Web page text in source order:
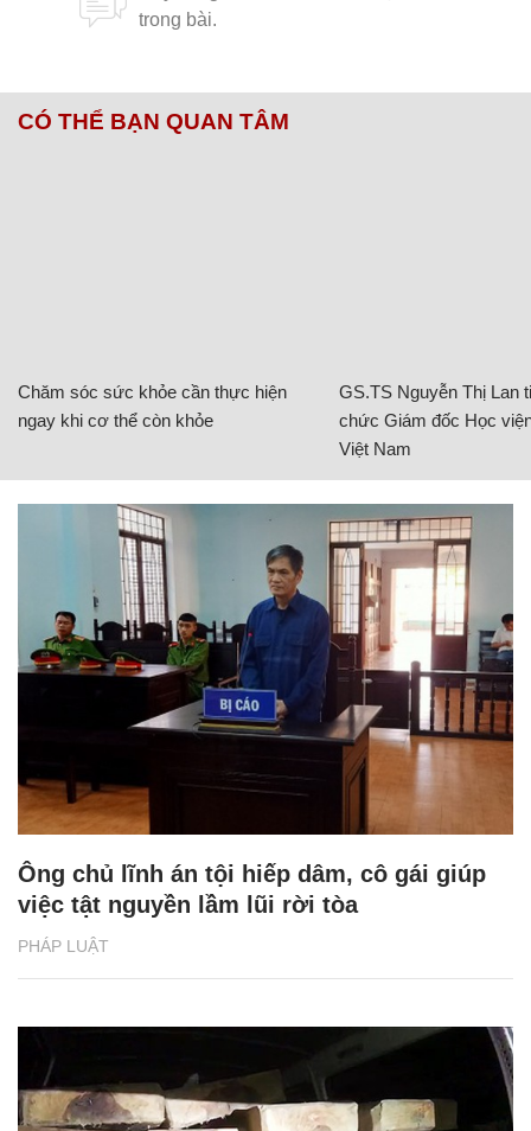
CÓ THỂ BẠN QUAN TÂM
Chăm sóc sức khỏe cần thực hiện
ngay khi cơ thể còn khỏe
GS.TS Nguyễn Thị Lan
chức Giám đốc Học
Việt Nam
PHÁP LUẬT
Ông chủ lĩnh án tội hiếp dâm, cô gái giúp
việc tật nguyền lầm lũi rời tòa